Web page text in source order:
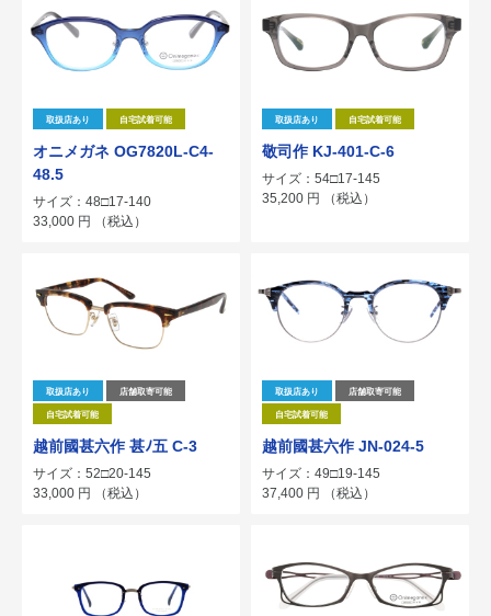
取扱店あり 自宅試着可能
オニメガネ OG7820L-C4-
48.5
サイズ：48□17-140
33,000 円 （税込）
取扱店あり 自宅試着可能
敬司作 KJ-401-C-6
サイズ：54□17-145
35,200 円 （税込）
取扱店あり 店舗取寄可能
自宅試着可能
越前國甚六作 甚ﾉ五 C-3
サイズ：52□20-145
33,000 円 （税込）
取扱店あり 店舗取寄可能
自宅試着可能
越前國甚六作 JN-024-5
サイズ：49□19-145
37,400 円 （税込）